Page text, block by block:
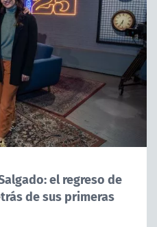
el regreso de
de sus primeras